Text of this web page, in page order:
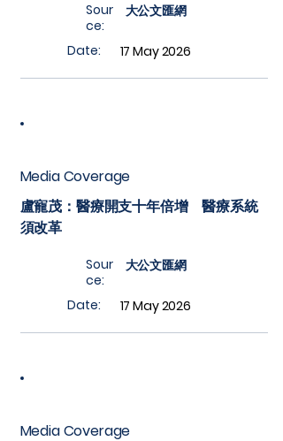
Sour
ce:
大公文匯網
Date: 17 May 2026
Media Coverage
盧寵茂：醫療開支十年倍增 醫療系統
須改革
Sour
ce:
大公文匯網
Date: 17 May 2026
Media Coverage